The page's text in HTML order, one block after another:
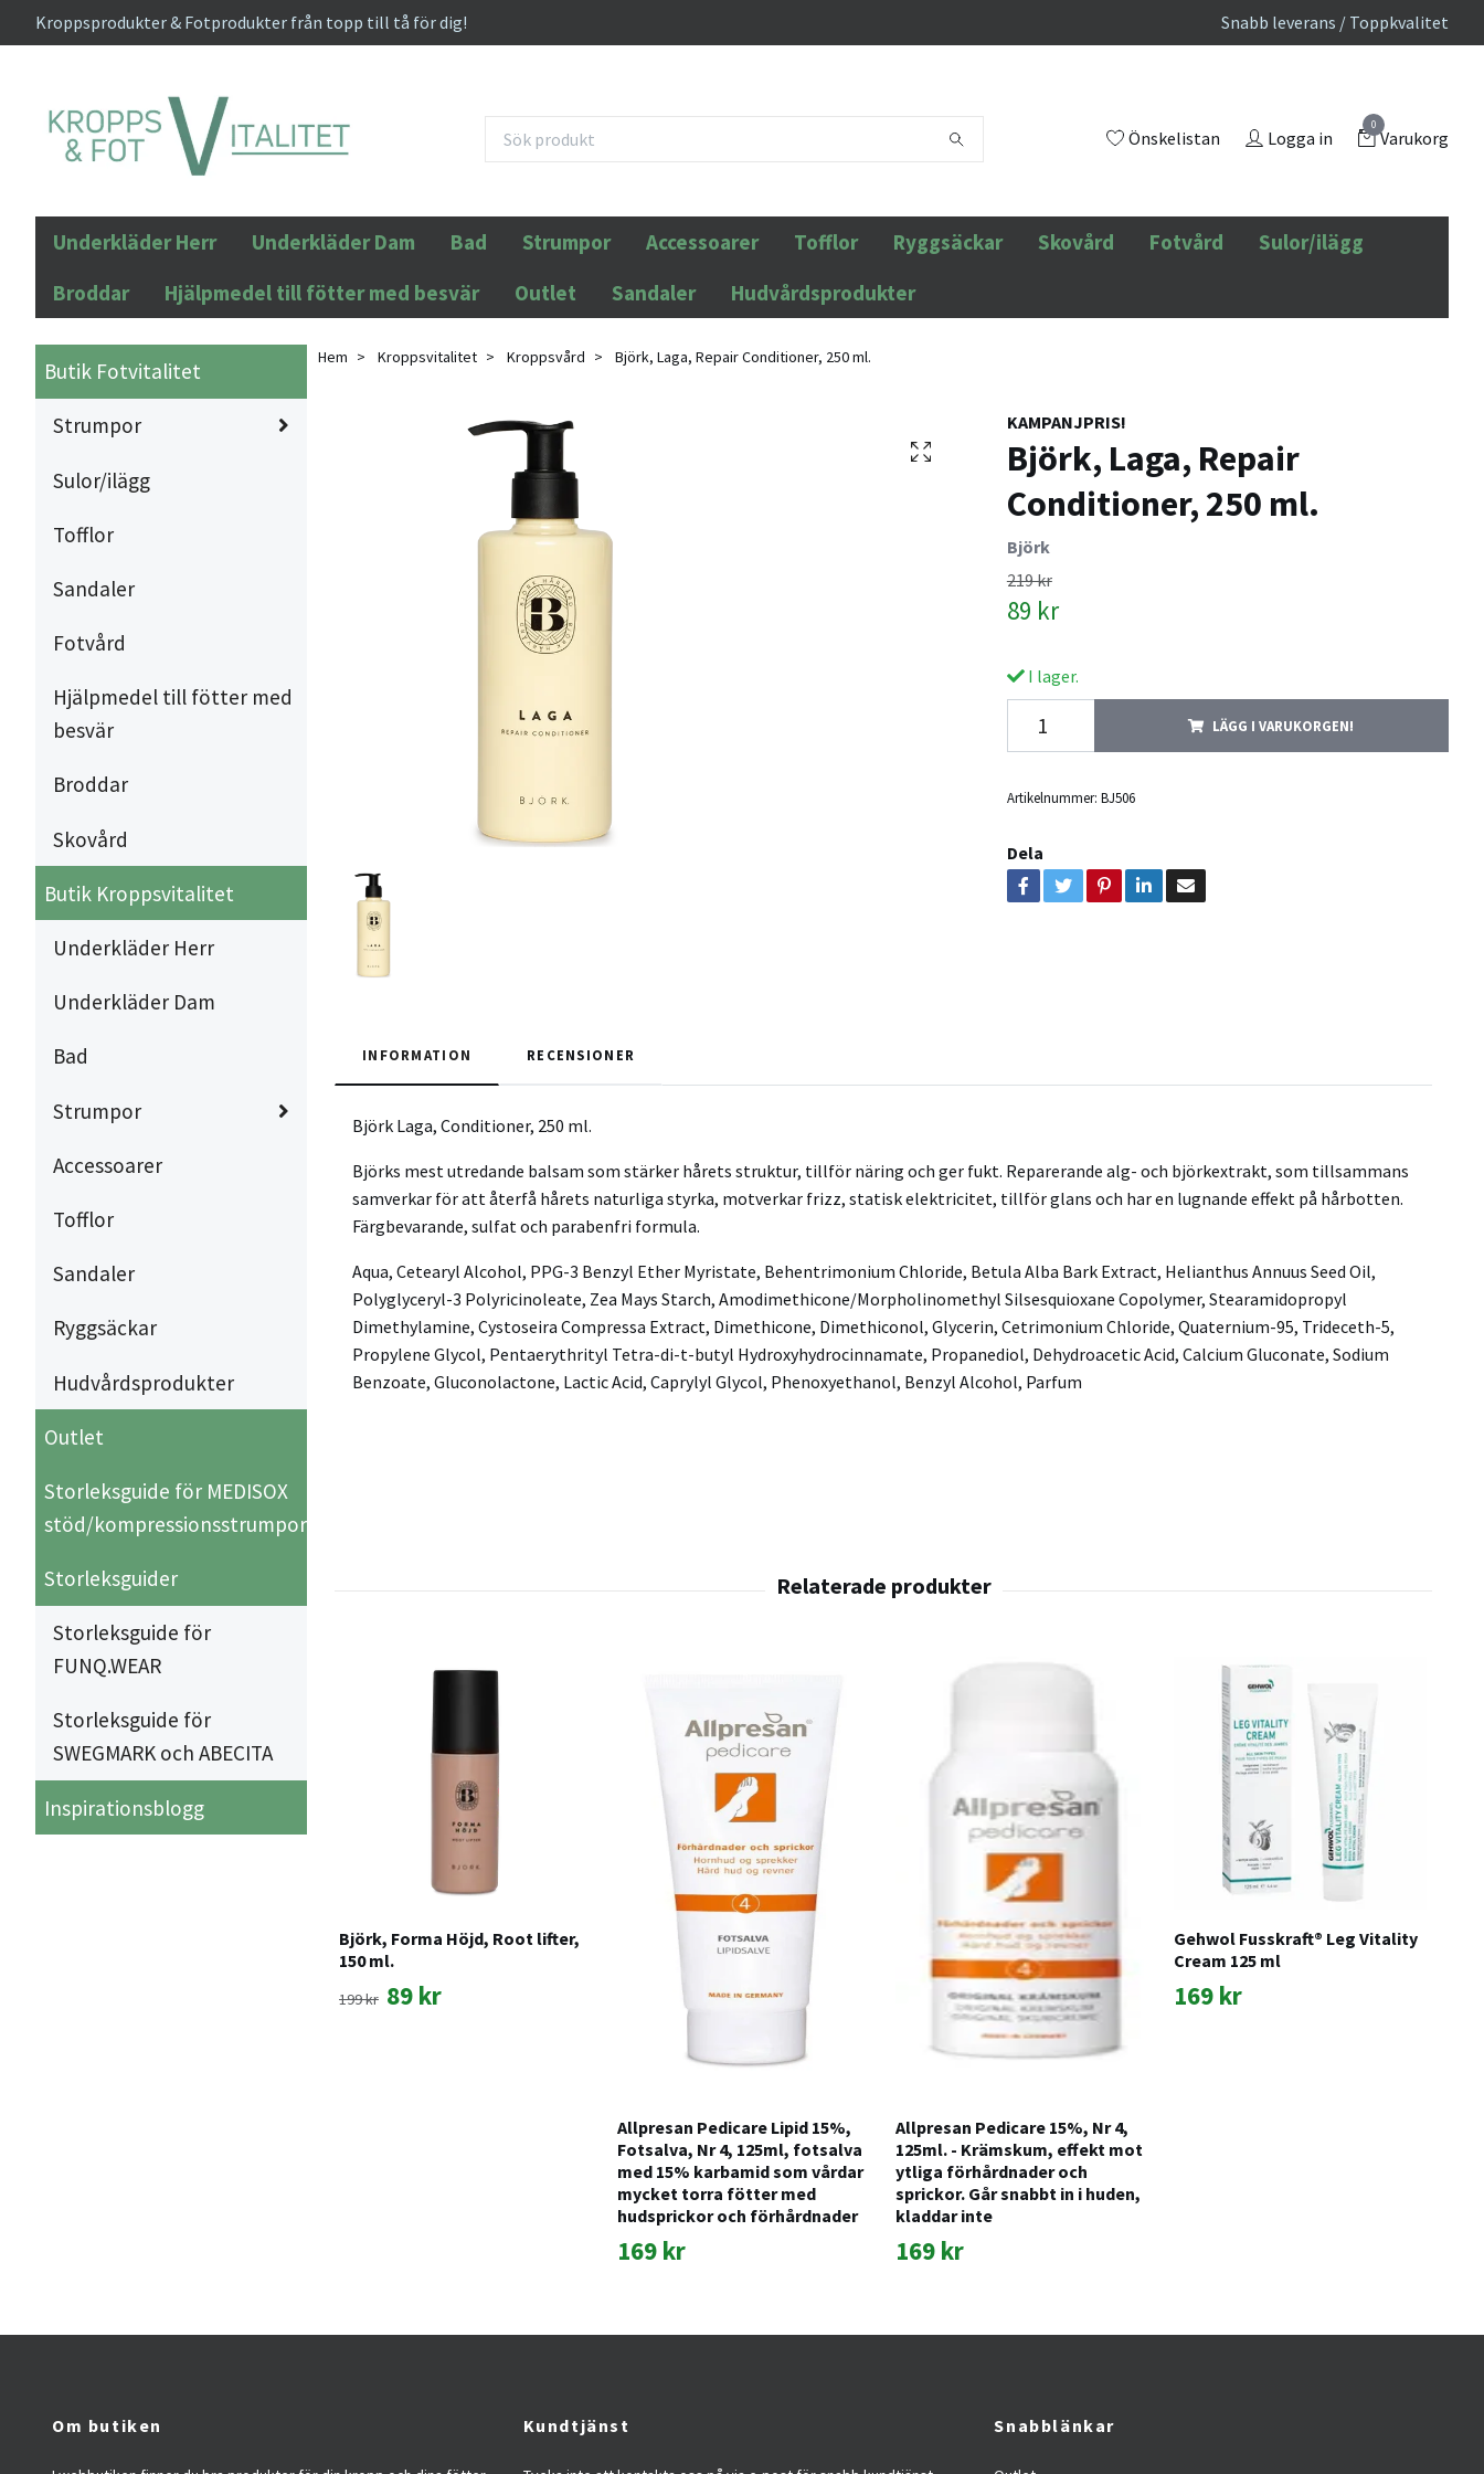
Kroppsprodukter & Fotprodukter från topp till tå för dig! Snabb leverans / Toppkvalitet
Önskelistan Logga in
0
Varukorg
Underkläder Herr Underkläder Dam Bad Strumpor Accessoarer Tofflor Ryggsäckar Skovård Fotvård
Sulor/ilägg
Broddar
Hjälpmedel till fötter med besvär Outlet Sandaler Hudvårdsprodukter
Butik Fotvitalitet
Strumpor
Sulor/ilägg
Tofflor
Sandaler
Fotvård
Hjälpmedel till fötter med
besvär
Broddar
Skovård
Butik Kroppsvitalitet
Underkläder Herr
Underkläder Dam
Bad
Strumpor
Accessoarer
Tofflor
Sandaler
Ryggsäckar
Hudvårdsprodukter
Outlet
Storleksguide för MEDISOX
stöd/kompressionsstrumpor
Storleksguider
Storleksguide för
FUNQ.WEAR
Storleksguide för
SWEGMARK och ABECITA
Inspirationsblogg
Hem Kroppsvitalitet Kroppsvård Björk, Laga, Repair Conditioner, 250 ml.
KAMPANJPRIS!
Björk, Laga, Repair
Conditioner, 250 ml.
Björk
219 kr
89 kr
I lager.
LÄGG I VARUKORGEN!
Artikelnummer: BJ506
Dela
INFORMATION RECENSIONER
Björk Laga, Conditioner, 250 ml.
Björks mest utredande balsam som stärker hårets struktur, tillför näring och ger fukt. Reparerande alg- och björkextrakt, som tillsammans
samverkar för att återfå hårets naturliga styrka, motverkar frizz, statisk elektricitet, tillför glans och har en lugnande effekt på hårbotten.
Färgbevarande, sulfat och parabenfri formula.
Aqua, Cetearyl Alcohol, PPG-3 Benzyl Ether Myristate, Behentrimonium Chloride, Betula Alba Bark Extract, Helianthus Annuus Seed Oil,
Polyglyceryl-3 Polyricinoleate, Zea Mays Starch, Amodimethicone/Morpholinomethyl Silsesquioxane Copolymer, Stearamidopropyl
Dimethylamine, Cystoseira Compressa Extract, Dimethicone, Dimethiconol, Glycerin, Cetrimonium Chloride, Quaternium-95, Trideceth-5,
Propylene Glycol, Pentaerythrityl Tetra-di-t-butyl Hydroxyhydrocinnamate, Propanediol, Dehydroacetic Acid, Calcium Gluconate, Sodium
Benzoate, Gluconolactone, Lactic Acid, Caprylyl Glycol, Phenoxyethanol, Benzyl Alcohol, Parfum
Björk, Forma Höjd, Root lifter,
150 ml.
199 kr 89 kr
Allpresan Pedicare Lipid 15%,
Fotsalva, Nr 4, 125ml, fotsalva
med 15% karbamid som vårdar
mycket torra fötter med
hudsprickor och förhårdnader
169 kr
Allpresan Pedicare 15%, Nr 4,
125ml. - Krämskum, effekt mot
ytliga förhårdnader och
sprickor. Går snabbt in i huden,
kladdar inte
169 kr
Gehwol Fusskraft® Leg Vitality
Cream 125 ml
169 kr
Om butiken Kundtjänst Snabblänkar